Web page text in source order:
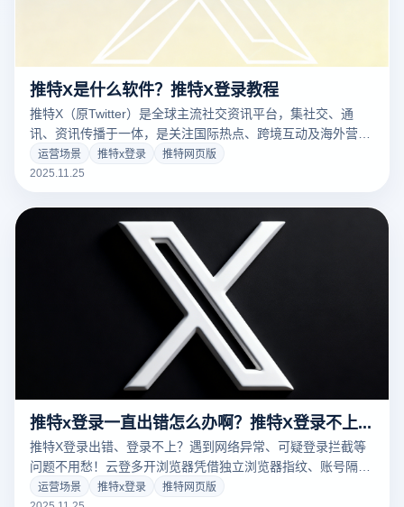
推特X是什么软件？推特X登录教程
推特X（原Twitter）是全球主流社交资讯平台，集社交、通
讯、资讯传播于一体，是关注国际热点、跨境互动及海外营销
的核心工具。云登多开浏览器可解决其多账号管理乱、关联风
险高等问题，让登录更安全高效。
运营场景 推特x登录
推特网页版
2025.11.25
推特x登录一直出错怎么办啊？推特X登录不上怎么解决？
推特X登录出错、登录不上？遇到网络异常、可疑登录拦截等
问题不用愁！云登多开浏览器凭借独立浏览器指纹、账号隔
离、多开窗口功能，针对性解决登录难题，让推特X登录更稳
运营场景 推特x登录
推特网页版